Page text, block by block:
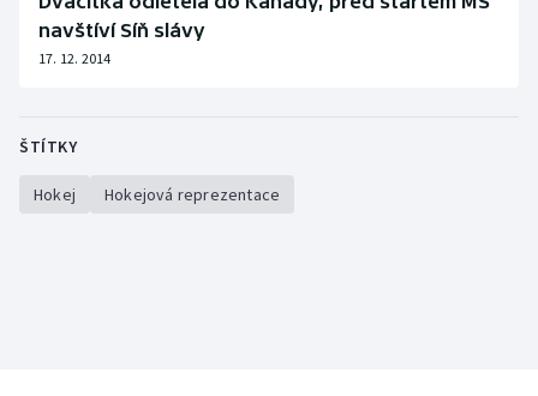
Sportovní střelba
Triatlon
Veslování
navštíví Síň slávy
17. 12. 2014
ŠTÍTKY
Hokej Hokejová reprezentace